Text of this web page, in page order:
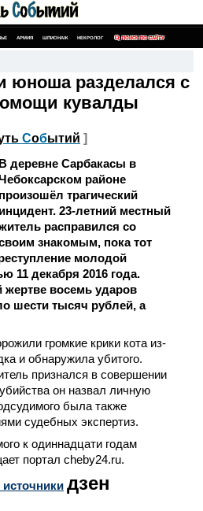
АРМИЯ ШПИОНАЖ НЕКРОЛОГ ПОИСК ПО САЙТУ
юноша разделался с
кувалды
Событий ]
В деревне Сарбакасы в
районе
произошёл трагический
инцидент. 23-летний местный
расправился со
знакомым, пока тот
молодой
11 декабря 2016 года.
жертве восемь ударов
шести тысяч рублей, а
громкие крики кота из-
и обнаружила убитого.
признался в совершении
он назвал личную
была также
судебных экспертиз.
к одиннадцати годам
портал cheby24.ru.
источники дзен